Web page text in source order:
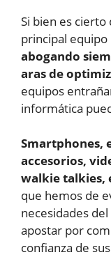
Si bien es
principal
abogando
aras de
equipos
informática
Smartphones,
accesorios,
walkie talkies,
que hemos de
necesidades
apostar por
confianza de